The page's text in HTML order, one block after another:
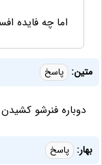
اما چه فایده
متین: پاسخ
دوباره فنرشو
بهار: پاسخ